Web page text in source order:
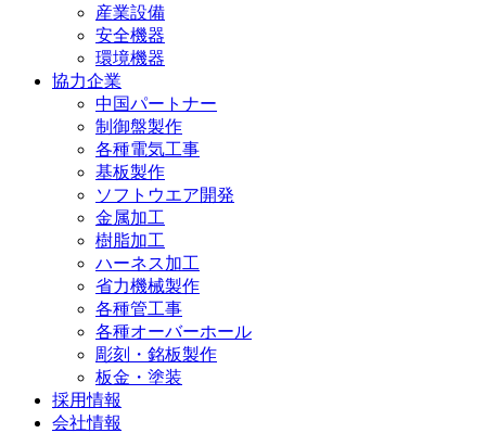
産業設備
安全機器
環境機器
協力企業
中国パートナー
制御盤製作
各種電気工事
基板製作
ソフトウエア開発
金属加工
樹脂加工
ハーネス加工
省力機械製作
各種管工事
各種オーバーホール
彫刻・銘板製作
板金・塗装
採用情報
会社情報